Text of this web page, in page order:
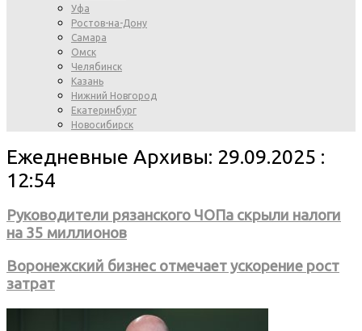
Уфа
Ростов-на-Дону
Самара
Омск
Челябинск
Казань
Нижний Новгород
Екатеринбург
Новосибирск
Ежедневные Архивы: 29.09.2025 :
12:54
Руководители рязанского ЧОПа скрыли налоги
на 35 миллионов
Воронежский бизнес отмечает ускорение рост
затрат